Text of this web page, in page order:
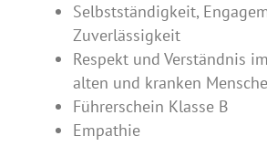
Selbstständigkeit,
Zuverlässigkeit
Respekt und Verständnis
alten und kranken
Führerschein Klasse B
Empathie